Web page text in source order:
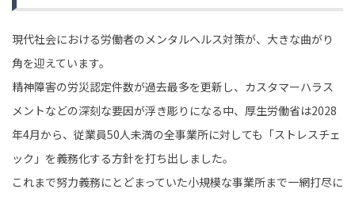
現代社会における労働者のメンタルヘルス対策が、大きな曲がり
角を迎えています。
精神障害の労災認定件数が過去最多を更新し、カスタマーハラス
メントなどの深刻な要因が浮き彫りになる中、厚生労働省は2028
年4月から、従業員50人未満の全事業所に対しても「ストレスチェ
ック」を義務化する方針を打ち出しました。
これまで努力義務にとどまっていた小規模な事業所まで一網打尽に